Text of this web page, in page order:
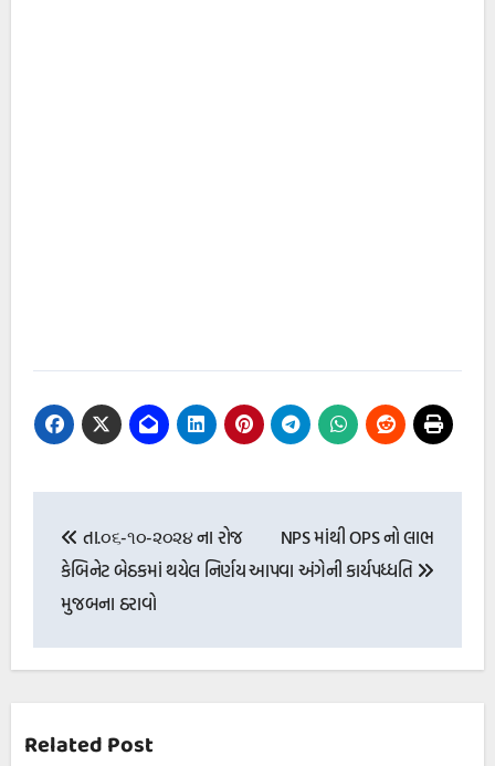
navigation
તા.૦૬-૧૦-૨૦૨૪ ના રોજ
કેબિનેટ બેઠકમાં થયેલ નિર્ણય
મુજબના ઠરાવો
NPS માંથી OPS નો લાભ
આપવા અંગેની કાર્યપધ્ધતિ
Related Post